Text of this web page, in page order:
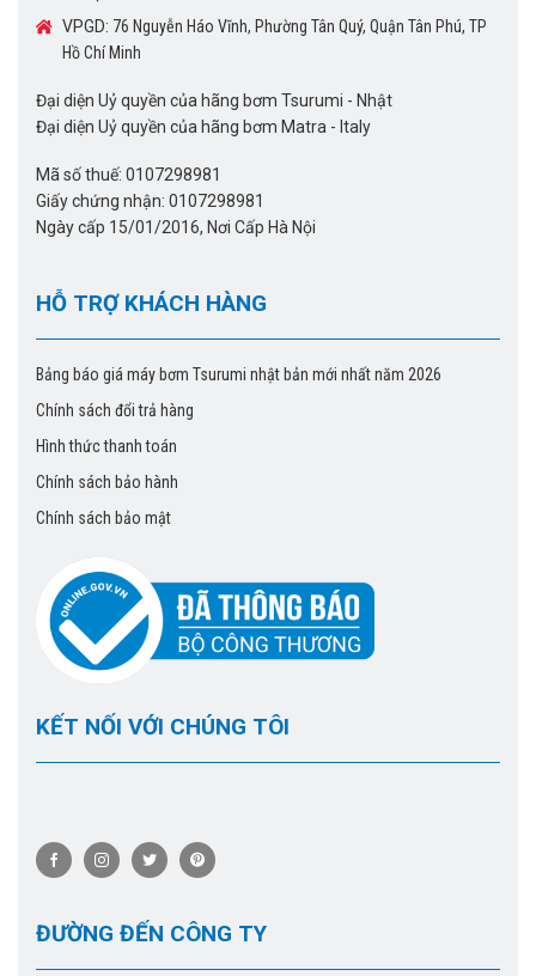
VPGD: 76 Nguyễn Háo Vĩnh, Phường Tân Quý, Quận Tân Phú, TP
Hồ Chí Minh
Đại diện Uỷ quyền của hãng bơm Tsurumi - Nhật
Đại diện Uỷ quyền của hãng bơm Matra - Italy
Mã số thuế: 0107298981
Giấy chứng nhận: 0107298981
Ngày cấp 15/01/2016, Nơi Cấp Hà Nội
HỖ TRỢ KHÁCH HÀNG
Bảng báo giá máy bơm Tsurumi nhật bản mới nhất năm 2026
Chính sách đổi trả hàng
Hình thức thanh toán
Chính sách bảo hành
Chính sách bảo mật
KẾT NỐI VỚI CHÚNG TÔI
ĐƯỜNG ĐẾN CÔNG TY